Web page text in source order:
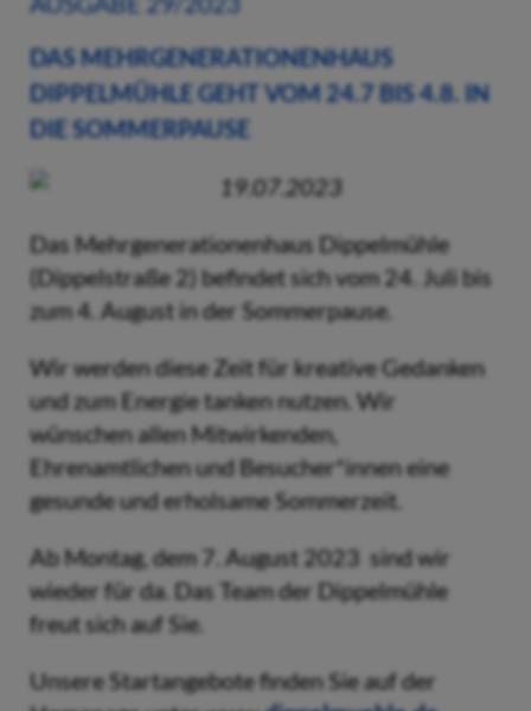
DAS MEHRGENERATIONENHAUS
DIPPELMÜHLE GEHT VOM 24.7 BIS 4.8. IN
DIE SOMMERPAUSE
19.07.2023
Das Mehrgenerationenhaus Dippelmühle
(Dippelstraße 2) befindet sich vom 24. Juli bis
zum 4. August in der Sommerpause.
Wir werden diese Zeit für kreative Gedanken
und zum Energie tanken nutzen. Wir
wünschen allen Mitwirkenden,
Ehrenamtlichen und Besucher*innen eine
gesunde und erholsame Sommerzeit.
Ab Montag, dem 7. August 2023 sind wir
wieder für da. Das Team der Dippelmühle
freut sich auf Sie.
Unsere Startangebote finden Sie auf der